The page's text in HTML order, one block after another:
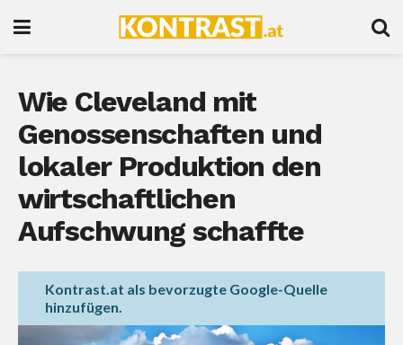
Wie Cleveland mit
Genossenschaften und
lokaler Produktion den
wirtschaftlichen
Aufschwung schaffte
Kontrast.at als bevorzugte Google-Quelle
hinzufügen.